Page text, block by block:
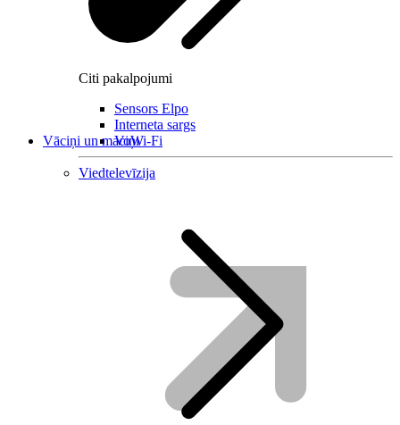
Citi pakalpojumi
Sensors Elpo
Interneta sargs
VoWi-Fi
Viedtelevīzija
Vāciņi un maciņi